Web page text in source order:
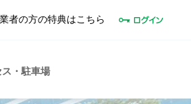
者の方の特典はこちら
ス・駐車場